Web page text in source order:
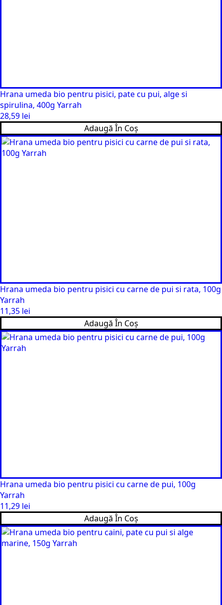
Hrana umeda bio pentru pisici, pate cu pui, alge si
spirulina, 400g Yarrah
28,59 lei
Adaugă În Coș
Hrana umeda bio pentru pisici cu carne de pui si rata, 100g
Yarrah
11,35 lei
Adaugă În Coș
Hrana umeda bio pentru pisici cu carne de pui, 100g
Yarrah
11,29 lei
Adaugă În Coș